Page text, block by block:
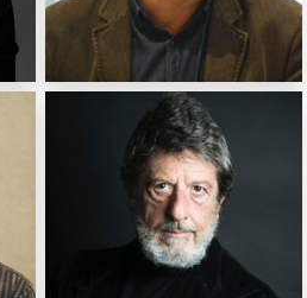
Scénariste (France)
Yves Nilly